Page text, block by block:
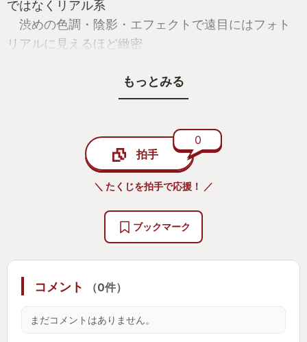
ではなくリアル系
渋めの色調・陰影・エフェクトで遠目にはフォト
リアルに見えるほど緻密
木材、金属、コンクリートなど、壊せるツールを
薄い木造壁は大ハンマーでバカスカ破壊
コンクリートカベは爆弾もってこい！！
ハチャメチャ依頼メールがドシドシ来る
目当てのブツを掴んだら、一分以内に脱出だー
もっとみる
拍手
0
＼ たくじを拍手で応援！ ／
ブックマーク
コメント （0件）
まだコメントはありません。